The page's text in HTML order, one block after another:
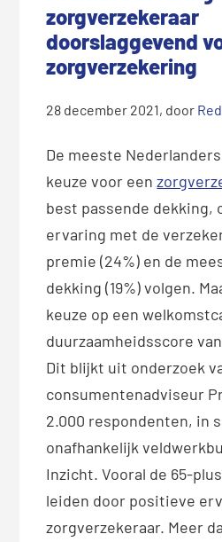
zorgverzekeraar
doorslaggevend
zorgverzekering
28 december 2021, door
De meeste
keuze voor een
best passende dekking,
ervaring met de
premie (24%) en de
dekking (19%) volgen.
keuze op een
duurzaamheidsscore
Dit blijkt uit onderzoek
consumentenadviseur
2.000 respondenten, in
onafhankelijk
Inzicht. Vooral de 65-
leiden door positieve
zorgverzekeraar. Meer